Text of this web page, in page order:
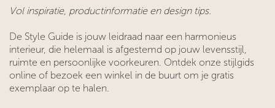
Vol inspiratie, productinformatie en design tips.
De Style Guide is jouw leidraad naar een harmonieus
interieur, die helemaal is afgestemd op jouw levensstijl,
ruimte en persoonlijke voorkeuren. Ontdek onze stijlgids
online of bezoek een winkel in de buurt om je gratis
exemplaar op te halen.